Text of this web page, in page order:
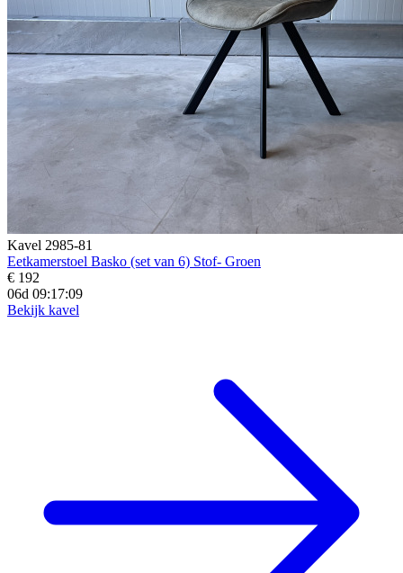
Kavel 2985-81
Eetkamerstoel Basko (set van 6) Stof- Groen
€ 192
06d 09:17:07
Bekijk kavel